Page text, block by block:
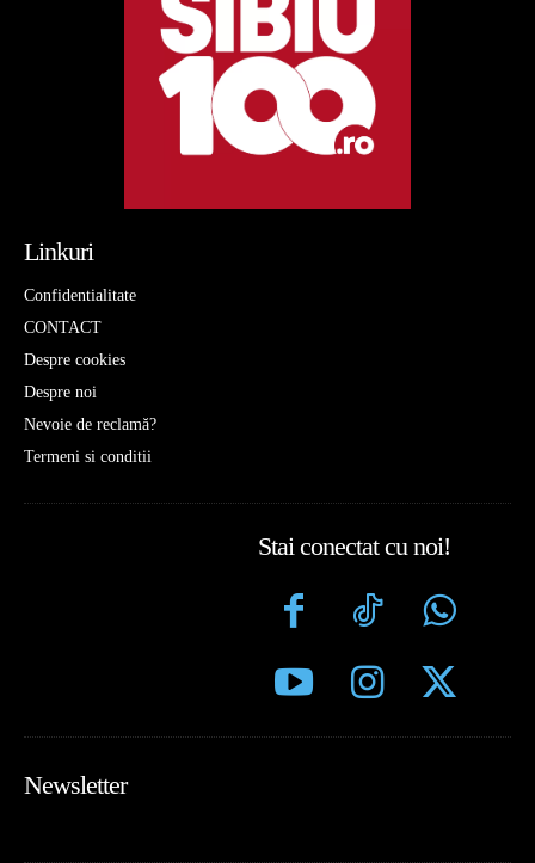
Linkuri
Confidentialitate
CONTACT
Despre cookies
Despre noi
Nevoie de reclamă?
Termeni si conditii
Stai conectat cu noi!
Newsletter